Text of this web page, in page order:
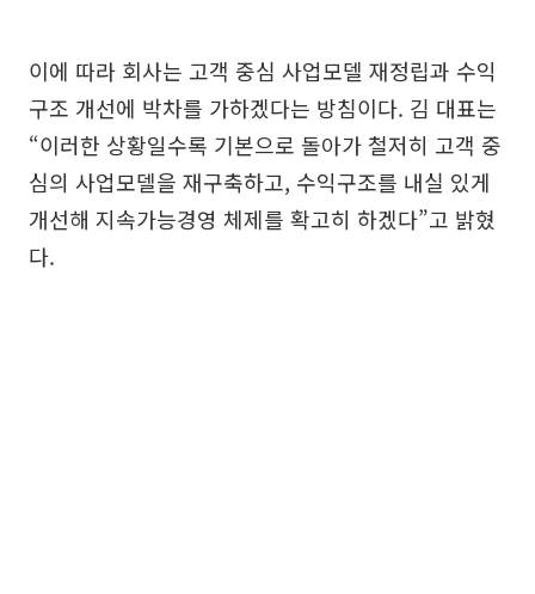
이에 따라 회사는 고객 중심 사업모델 재정립과 수익
구조 개선에 박차를 가하겠다는 방침이다. 김 대표는
“이러한 상황일수록 기본으로 돌아가 철저히 고객 중
심의 사업모델을 재구축하고, 수익구조를 내실 있게
개선해 지속가능경영 체제를 확고히 하겠다”고 밝혔
다.